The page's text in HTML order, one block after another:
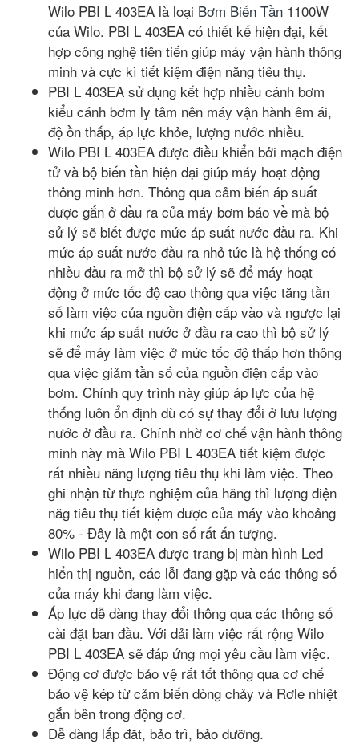
Wilo PBI L 403EA là loại Bơm Biến Tần 1100W
của Wilo. PBI L 403EA có thiết kế hiện đại, kết
hợp công nghệ tiên tiến giúp máy vận hành thông
minh và cực kì tiết kiệm điện năng tiêu thụ.
PBI L 403EA sử dụng kết hợp nhiều cánh bơm
kiểu cánh bơm ly tâm nên máy vận hành êm ái,
độ ồn thấp, áp lực khỏe, lượng nước nhiều.
Wilo PBI L 403EA được điều khiển bởi mạch điện
tử và bộ biến tần hiện đại giúp máy hoạt động
thông minh hơn. Thông qua cảm biến áp suất
được gắn ở đầu ra của máy bơm báo về mà bộ
sử lý sẽ biết được mức áp suất nước đầu ra. Khi
mức áp suất nước đầu ra nhỏ tức là hệ thống có
nhiều đầu ra mở thì bộ sử lý sẽ để máy hoạt
động ở mức tốc độ cao thông qua việc tăng tần
số làm việc của nguồn điện cấp vào và ngược lại
khi mức áp suất nước ở đầu ra cao thì bộ sử lý
sẽ để máy làm việc ở mức tốc độ thấp hơn thông
qua việc giảm tần số của nguồn điện cấp vào
bơm. Chính quy trình này giúp áp lực của hệ
thống luôn ổn định dù có sự thay đổi ở lưu lượng
nước ở đầu ra. Chính nhờ cơ chế vận hành thông
minh này mà Wilo PBI L 403EA tiết kiệm được
rất nhiều năng lượng tiêu thụ khi làm việc. Theo
ghi nhận từ thực nghiệm của hãng thì lượng điện
năg tiêu thụ tiết kiệm được của máy vào khoảng
80% - Đây là một con số rất ấn tượng.
Wilo PBI L 403EA được trang bị màn hình Led
hiển thị nguồn, các lỗi đang gặp và các thông số
của máy khi đang làm việc.
Áp lực dễ dàng thay đổi thông qua các thông số
cài đặt ban đầu. Với dải làm việc rất rộng Wilo
PBI L 403EA sẽ đáp ứng mọi yêu cầu làm việc.
Động cơ được bảo vệ rất tốt thông qua cơ chế
bảo vệ kép từ cảm biến dòng chảy và Rơle nhiệt
gắn bên trong động cơ.
Dễ dàng lắp đăt, bảo trì, bảo dưỡng.